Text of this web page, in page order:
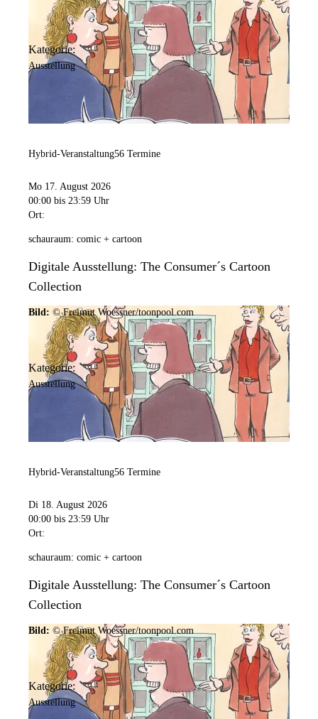
Kategorie:
Ausstellung
Hybrid-Veranstaltung56 Termine
Mo 17. August 2026
00:00 bis 23:59 Uhr
Ort:
schauraum: comic + cartoon
Digitale Ausstellung: The Consumer´s Cartoon
Collection
Bild: © Freimut Woessner/toonpool.com
Kategorie:
Ausstellung
Hybrid-Veranstaltung56 Termine
Di 18. August 2026
00:00 bis 23:59 Uhr
Ort:
schauraum: comic + cartoon
Digitale Ausstellung: The Consumer´s Cartoon
Collection
Bild: © Freimut Woessner/toonpool.com
Kategorie:
Ausstellung